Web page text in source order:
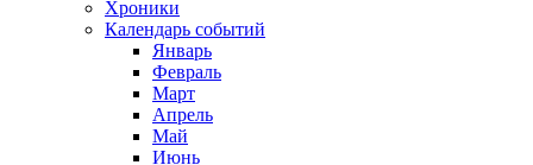
Хроники
Календарь событий
Январь
Февраль
Март
Апрель
Май
Июнь